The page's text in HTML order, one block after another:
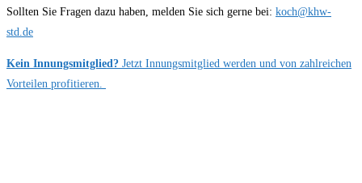
Sollten Sie Fragen dazu haben, melden Sie sich gerne bei: koch@khw-
std.de
Kein Innungsmitglied? Jetzt Innungsmitglied werden und von zahlreichen
Vorteilen profitieren.